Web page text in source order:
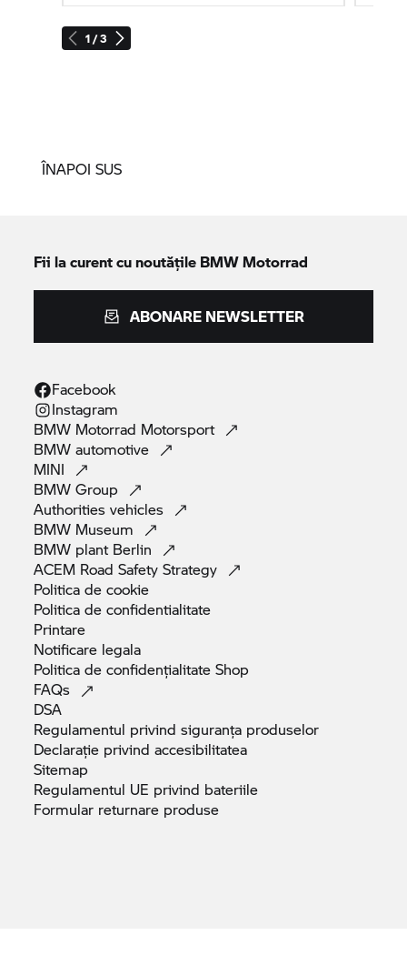
1 / 3
ÎNAPOI SUS
Fii la curent cu noutățile BMW Motorrad
ABONARE NEWSLETTER
Facebook
Instagram
BMW Motorrad Motorsport
BMWautomotive
MINI
BMWGroup
Authoritiesvehicles
BMW Museum
BMW plant Berlin
ACEM Road SafetyStrategy
Politica decookie
Politica deconfidentialitate
Printare
Notificare legala
Politica de confidențialitateShop
FAQs
DSA
Regulamentul privind siguranța produselor
Declarație privindaccesibilitatea
Sitemap
Regulamentul UE privind bateriile
Formular returnare produse